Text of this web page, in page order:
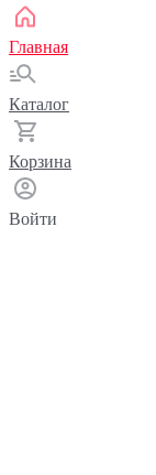
Главная
Каталог
Корзина
Войти